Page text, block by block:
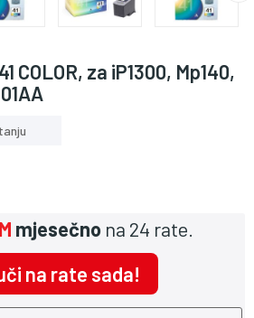
COLOR, za iP1300, Mp140,
mjesečno na 24 rate.
na rate sada!